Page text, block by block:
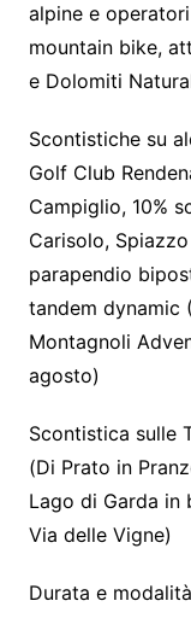
alpine e
mountain bike,
e Dolomiti
Scontistiche su
Golf Club
Campiglio, 10%
Carisolo,
parapendio
tandem dynamic
Montagnoli
agosto)
Scontistica sulle
(Di Prato in
Lago di Garda in
Via delle Vigne)
Durata e